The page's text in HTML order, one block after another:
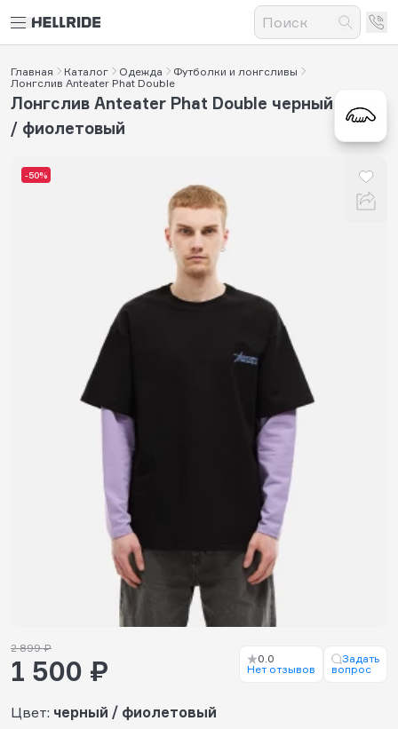
Главная Каталог Одежда
Футболки и лонгсливы
Лонгслив Anteater Phat Double
-50%
Лонгслив Anteater Phat Double черный
/ фиолетовый
Цвет: черный / фиолетовый
2 899 ₽
1 500 ₽
0.0
Нет отзывов
Задать
вопрос